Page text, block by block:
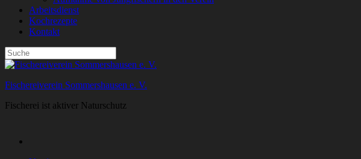
Arbeitsdienst
Kochrezepte
Kontakt
Fischereiverein Sommershausen e. V.
Fischerei ist aktiver Naturschutz